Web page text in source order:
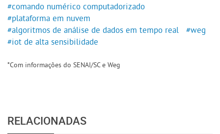
#comando numérico computadorizado
#plataforma em nuvem
#algoritmos de análise de dados em tempo real
#weg
#iot de alta sensibilidade
*Com informações do SENAI/SC e Weg
RELACIONADAS